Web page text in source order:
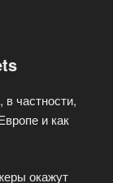
частности,
и как
окажут